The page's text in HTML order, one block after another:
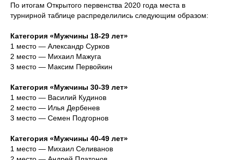
По итогам Открытого первенства 2020 года места в
турнирной таблице распределились следующим образом:
Категория «Мужчины 18-29 лет»
1 место — Александр Сурков
2 место — Михаил Мажуга
3 место — Максим Первойкин
Категория «Мужчины 30-39 лет»
1 место — Василий Кудинов
2 место — Илья Дербенев
3 место — Семен Подгорнов
Категория «Мужчины 40-49 лет»
1 место — Михаил Селиванов